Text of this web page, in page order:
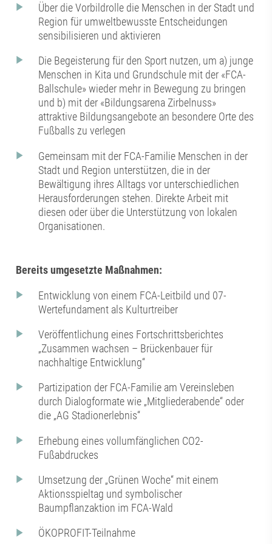
Über die Vorbildrolle die Menschen in der Stadt und
Region für umweltbewusste Entscheidungen
sensibilisieren und aktivieren
Die Begeisterung für den Sport nutzen, um a) junge
Menschen in Kita und Grundschule mit der «FCA-
Ballschule» wieder mehr in Bewegung zu bringen
und b) mit der «Bildungsarena Zirbelnuss»
attraktive Bildungsangebote an besondere Orte des
Fußballs zu verlegen
Gemeinsam mit der FCA-Familie Menschen in der
Stadt und Region unterstützen, die in der
Bewältigung ihres Alltags vor unterschiedlichen
Herausforderungen stehen. Direkte Arbeit mit
diesen oder über die Unterstützung von lokalen
Organisationen.
Bereits umgesetzte Maßnahmen:
Entwicklung von einem FCA-Leitbild und 07-
Wertefundament als Kulturtreiber
Veröffentlichung eines Fortschrittsberichtes
„Zusammen wachsen – Brückenbauer für
nachhaltige Entwicklung“
Partizipation der FCA-Familie am Vereinsleben
durch Dialogformate wie „Mitgliederabende“ oder
die „AG Stadionerlebnis“
Erhebung eines vollumfänglichen CO2-
Fußabdruckes
Umsetzung der „Grünen Woche“ mit einem
Aktionsspieltag und symbolischer
Baumpflanzaktion im FCA-Wald
ÖKOPROFIT-Teilnahme